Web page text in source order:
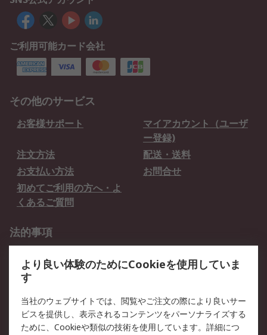
ご利用可能カード会社
その他のサービス
お客様サポート
マイアカウント（ユーザ
ー登録)
注文方法
配送・送料
お支払い方法
お問合せ
初めてご利用の方へ・よ
くあるご質問
法的事項
クッキーポリシー
RSについて
会社概要
採用情報
より良い体験のためにCookieを使用していま
す
当社のウェブサイトでは、閲覧やご注文の際により良いサー
ビスを提供し、表示されるコンテンツをパーソナライズする
ために、Cookieや類似の技術を使用しています。詳細につ